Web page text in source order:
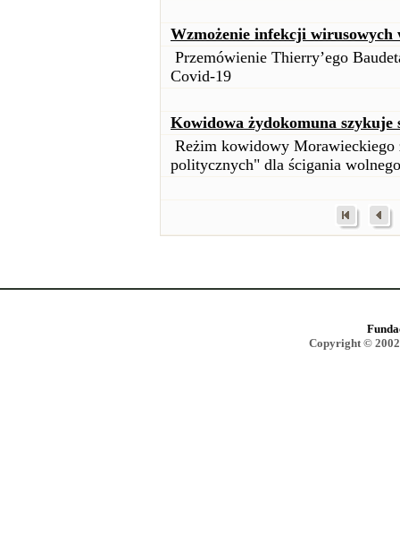
Wzmożenie infekcji wirusowych
Przemówienie Thierry’ego
Covid-19
Kowidowa żydokomuna szykuje
Reżim kowidowy
politycznych" dla ścigania
Copyright ©